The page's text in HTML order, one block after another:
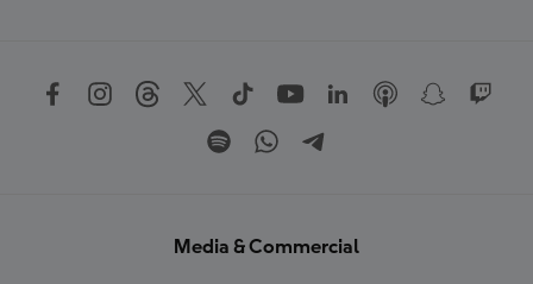
Media & Commercial